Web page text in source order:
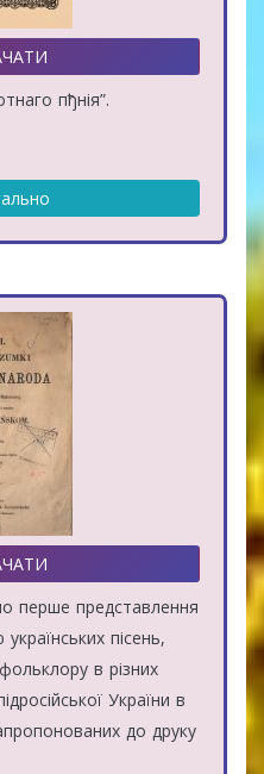
пђнія”.
перше представлення
пісень,
в різних
України в
до друку